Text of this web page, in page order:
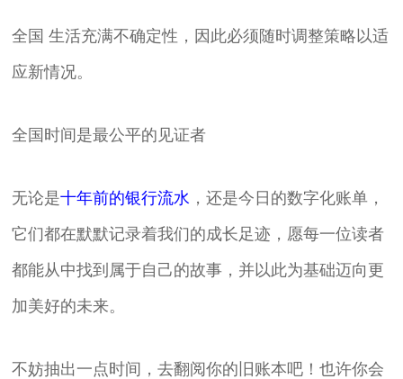
全国 生活充满不确定性，因此必须随时调整策略以适
应新情况。
全国时间是最公平的见证者
无论是十年前的银行流水 ，还是今日的数字化账单，
它们都在默默记录着我们的成长足迹，愿每一位读者
都能从中找到属于自己的故事，并以此为基础迈向更
加美好的未来。
不妨抽出一点时间，去翻阅你的旧账本吧！也许你会